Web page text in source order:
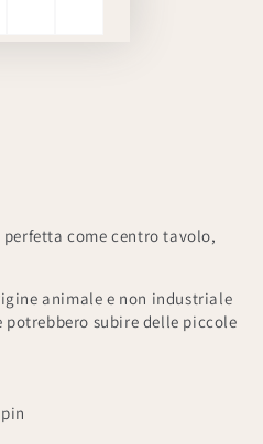
come centro tavolo,
animale e non industriale
subire delle piccole